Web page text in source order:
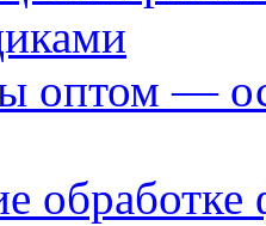
оптом —